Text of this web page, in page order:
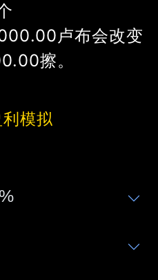
卢布会改变
擦。
模拟
%